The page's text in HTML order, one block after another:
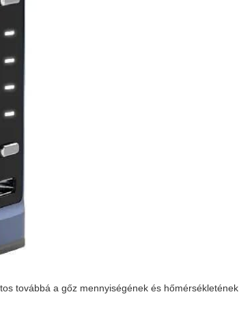
továbbá a gőz mennyiségének és hőmérsékletének